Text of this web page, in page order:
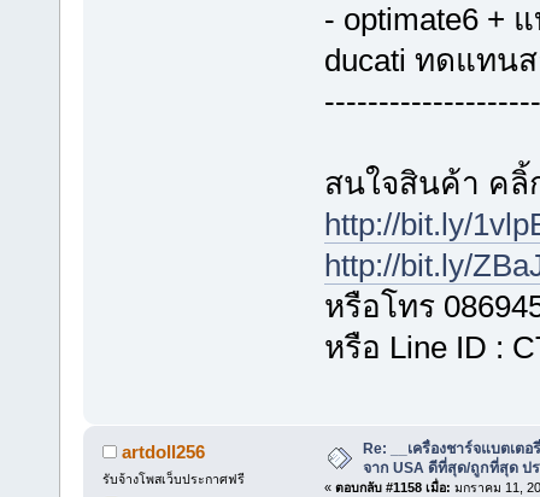
- optimate6 +
ducati ทดแทน
สนใจสินค้า คลิ้
http://bit.ly/
http://bit.ly/
หรือโทร
หรือ Line ID :
artdoll256
รับจ้างโพสเว็บประกาศฟรี
Re: __เครื่องชาร์จแบตเตอ
จาก USA ดีที่สุด/ถูกที่สุด ป
« ตอบกลับ #1158 เมื่อ: มกราคม 11,